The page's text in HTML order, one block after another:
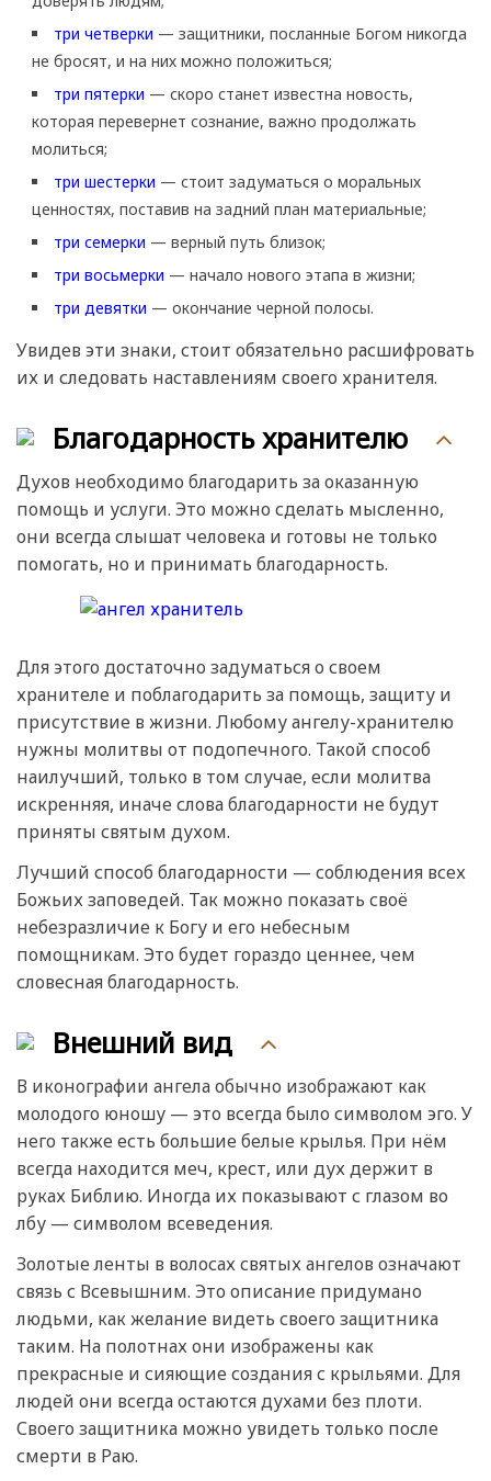
три четверки — защитники, посланные Богом никогда
не бросят, и на них можно положиться;
три пятерки — скоро станет известна новость,
которая перевернет сознание, важно продолжать
молиться;
три шестерки — стоит задуматься о моральных
ценностях, поставив на задний план материальные;
три семерки — верный путь близок;
три восьмерки — начало нового этапа в жизни;
три девятки — окончание черной полосы.
Увидев эти знаки, стоит обязательно расшифровать
их и следовать наставлениям своего хранителя.
Благодарность хранителю
Духов необходимо благодарить за оказанную
помощь и услуги. Это можно сделать мысленно,
они всегда слышат человека и готовы не только
помогать, но и принимать благодарность.
Для этого достаточно задуматься о своем
хранителе и поблагодарить за помощь, защиту и
присутствие в жизни. Любому ангелу-хранителю
нужны молитвы от подопечного. Такой способ
наилучший, только в том случае, если молитва
искренняя, иначе слова благодарности не будут
приняты святым духом.
Лучший способ благодарности — соблюдения всех
Божьих заповедей. Так можно показать своё
небезразличие к Богу и его небесным
помощникам. Это будет гораздо ценнее, чем
словесная благодарность.
Внешний вид
В иконографии ангела обычно изображают как
молодого юношу — это всегда было символом эго. У
него также есть большие белые крылья. При нём
всегда находится меч, крест, или дух держит в
руках Библию. Иногда их показывают с глазом во
лбу — символом всеведения.
Золотые ленты в волосах святых ангелов означают
связь с Всевышним. Это описание придумано
людьми, как желание видеть своего защитника
таким. На полотнах они изображены как
прекрасные и сияющие создания с крыльями. Для
людей они всегда остаются духами без плоти.
Своего защитника можно увидеть только после
смерти в Раю.